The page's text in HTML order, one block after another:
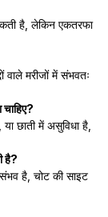
है, लेकिन एकतरफा
वाले मरीजों में संभवतः
या छाती में असुविधा है,
है?
है, चोट की साइट